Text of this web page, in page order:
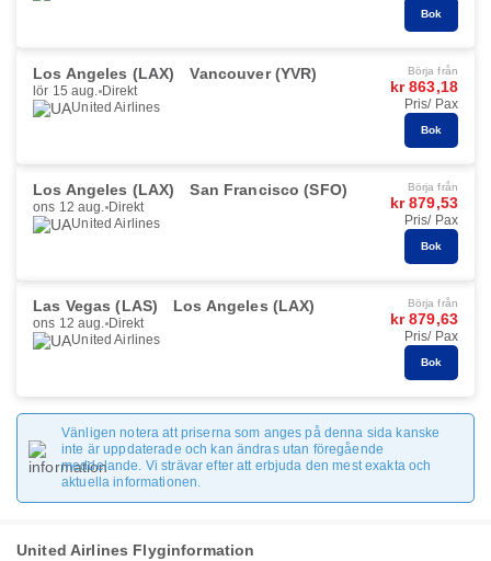
Bok
Los Angeles (LAX) Vancouver (YVR)
lör 15 aug. Direkt
United Airlines
Börja från
kr 863,18
Pris/ Pax
Bok
Los Angeles (LAX) San Francisco (SFO)
ons 12 aug. Direkt
United Airlines
Börja från
kr 879,53
Pris/ Pax
Bok
Las Vegas (LAS) Los Angeles (LAX)
ons 12 aug. Direkt
United Airlines
Börja från
kr 879,63
Pris/ Pax
Bok
Vänligen notera att priserna som anges på denna sida kanske
inte är uppdaterade och kan ändras utan föregående
meddelande. Vi strävar efter att erbjuda den mest exakta och
aktuella informationen.
United Airlines Flyginformation